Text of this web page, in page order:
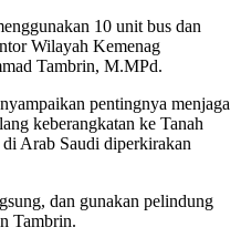
10 unit bus dan
Wilayah Kemenag
Tambrin, M.MPd.
pentingnya menjaga
keberangkatan ke Tanah
Arab Saudi diperkirakan
dan gunakan pelindung
Tambrin.